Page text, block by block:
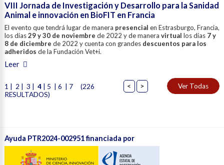
VIII Jornada de Investigación y Desarrollo para la Sanidad
Animal e innovación en BioFIT en Francia
El evento que tendrá lugar de manera presencial en Estrasburgo, Francia,
los días29 y 30 de noviembre de 2022 y de manera virtual los días 7 y
8 de diciembre de 2022 y cuenta con grandes descuentos para los
adheridos de la Fundación Vet+i.
Leer
1 2 3 4| 5 6 7(226
RESULTADOS)
< >
Ayuda PTR2024-002951 financiada por